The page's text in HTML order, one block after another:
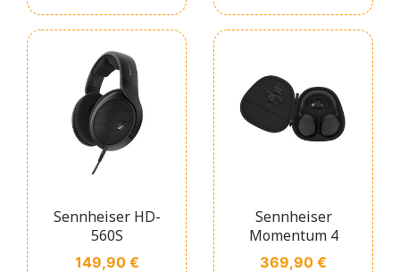
Sennheiser HD-
560S
Prix
149,90 €
Sennheiser
Momentum 4
Prix
369,90 €